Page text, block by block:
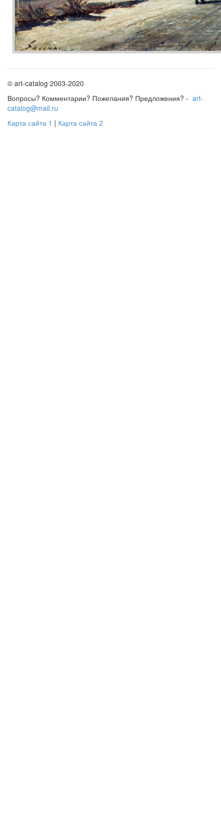
© art-catalog 2003-2020
Вопросы? Комментарии? Пожелания? Предложения? - art-
catalog@mail.ru
Карта сайта 1 | Карта сайта 2